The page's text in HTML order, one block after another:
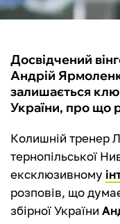
БУКМЕКЕРИ
Досвідчений
Андрій
залишається
України, про що
Колишній тренер
тернопільської
ексклюзивному
розповів, що
збірної України